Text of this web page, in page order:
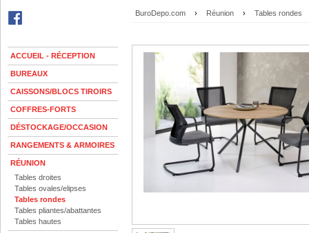
ACCUEIL - RÉCEPTION
BUREAUX
CAISSONS/BLOCS TIROIRS
COFFRES-FORTS
DÉSTOCKAGE/OCCASION
RANGEMENTS & ARMOIRES
RÉUNION
Tables droites
Tables ovales/elipses
Tables rondes
Tables pliantes/abattantes
Tables hautes
BuroDepo.com › Réunion › Tables rondes